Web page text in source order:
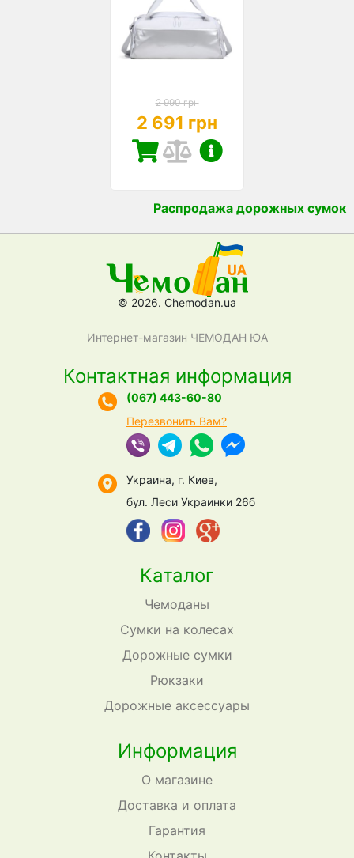
2 990 грн
2 691 грн
Распродажа дорожных сумок
© 2026. Chemodan.ua
Интернет-магазин ЧЕМОДАН ЮА
Каталог
Чемоданы
Сумки на колесах
Дорожные сумки
Рюкзаки
Дорожные аксессуары
Информация
О магазине
Доставка и оплата
Гарантия
Контактная информация
(067) 443-60-80
Перезвонить Вам?
Украина, г. Киев,
бул. Леси Украинки 26б